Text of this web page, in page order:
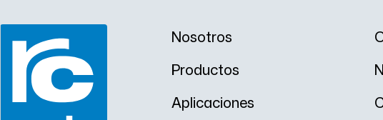
Nosotros
Productos
Aplicaciones